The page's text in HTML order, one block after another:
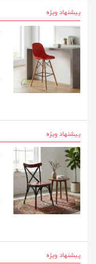
پیشنهاد ویژه
پیشنهاد ویژه
پیشنهاد ویژه